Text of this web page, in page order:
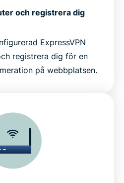
och registrera dig
ExpressVPN
registrera dig för en
på webbplatsen.